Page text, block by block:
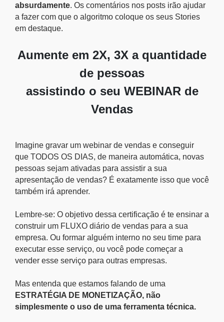
absurdamente. Os comentários nos posts irão ajudar
a fazer com que o algoritmo coloque os seus Stories
em destaque.
Aumente em 2X, 3X a quantidade
de pessoas
assistindo o seu WEBINAR de
Vendas
Imagine gravar um webinar de vendas e conseguir
que TODOS OS DIAS, de maneira automática, novas
pessoas sejam ativadas para assistir a sua
apresentação de vendas? É exatamente isso que você
também irá aprender.
Lembre-se: O objetivo dessa certificação é te ensinar a
construir um FLUXO diário de vendas para a sua
empresa. Ou formar alguém interno no seu time para
executar esse serviço, ou você pode começar a
vender esse serviço para outras empresas.
Mas entenda que estamos falando de uma
ESTRATÉGIA DE MONETIZAÇÃO, não
simplesmente o uso de uma ferramenta técnica.